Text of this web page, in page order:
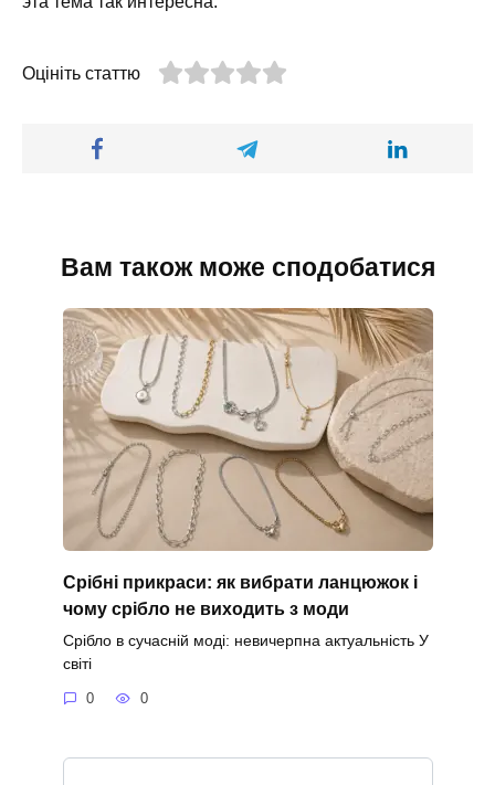
Оцініть статтю
Вам також може сподобатися
Срібні прикраси: як вибрати ланцюжок і
чому срібло не виходить з моди
Срібло в сучасній моді: невичерпна актуальність У
світі
0 0